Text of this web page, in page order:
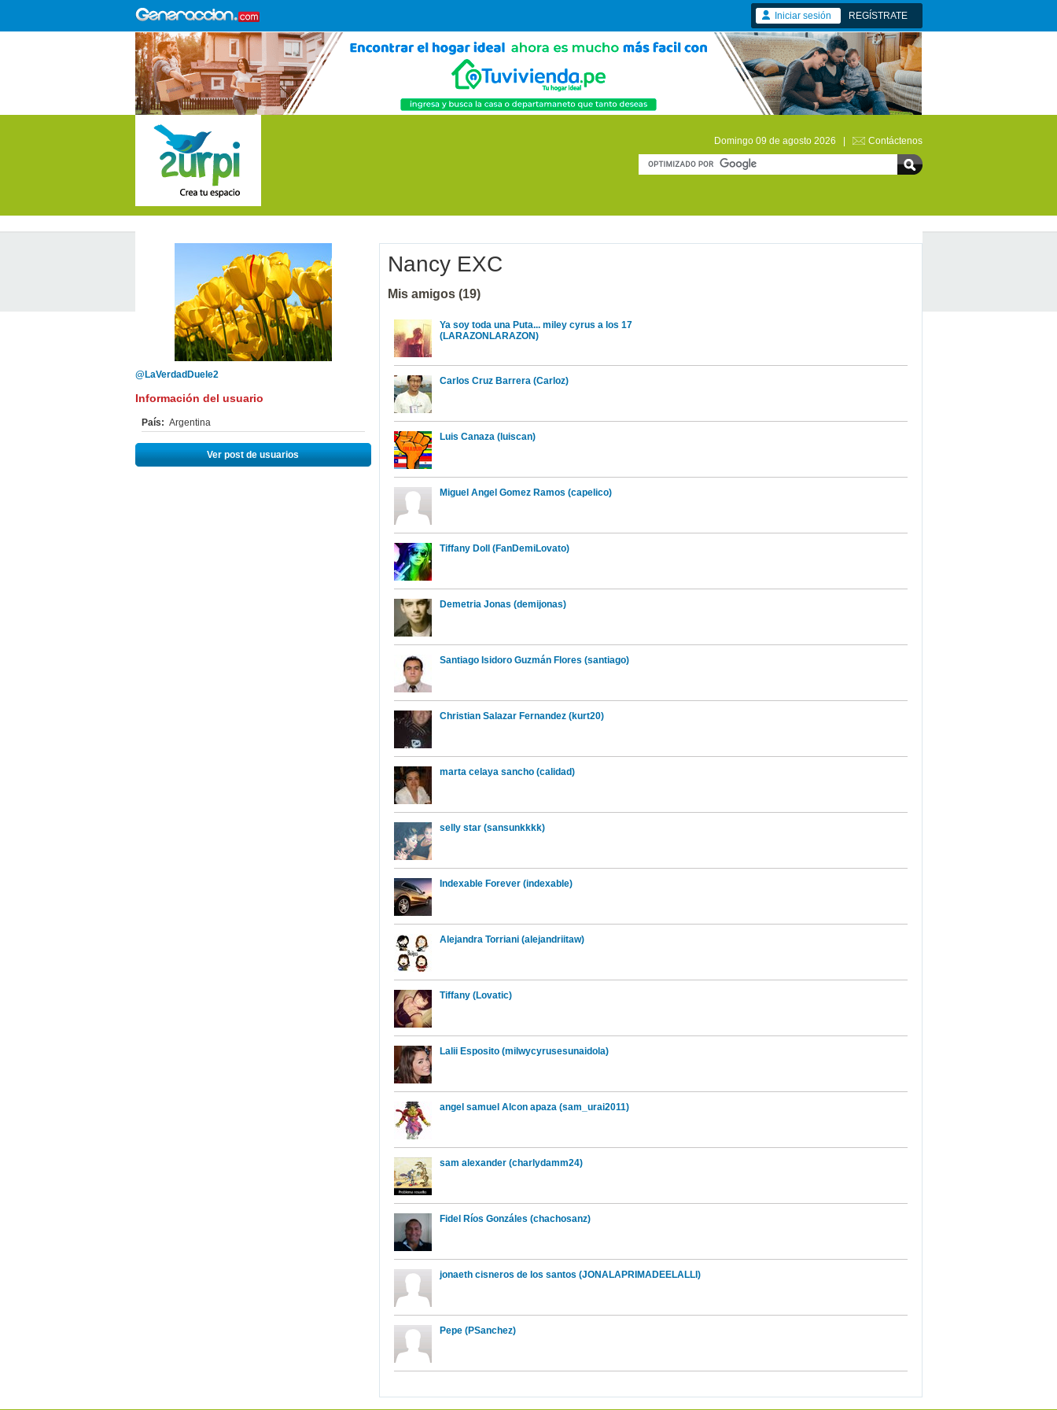
Iniciar sesión REGÍSTRATE
Domingo 09 de agosto 2026 | Contáctenos
@LaVerdadDuele2
Información del usuario
País: Argentina
Ver post de usuarios
Nancy EXC
Mis amigos (19)
Ya soy toda una Puta... miley cyrus a los 17
(LARAZONLARAZON)
Carlos Cruz Barrera (Carloz)
Luis Canaza (luiscan)
Miguel Angel Gomez Ramos (capelico)
Tiffany Doll (FanDemiLovato)
Demetria Jonas (demijonas)
Santiago Isidoro Guzmán Flores (santiago)
Christian Salazar Fernandez (kurt20)
marta celaya sancho (calidad)
selly star (sansunkkkk)
Indexable Forever (indexable)
Alejandra Torriani (alejandriitaw)
Tiffany (Lovatic)
Lalii Esposito (milwycyrusesunaidola)
angel samuel Alcon apaza (sam_urai2011)
sam alexander (charlydamm24)
Fidel Ríos Gonzáles (chachosanz)
jonaeth cisneros de los santos (JONALAPRIMADEELALLI)
Pepe (PSanchez)